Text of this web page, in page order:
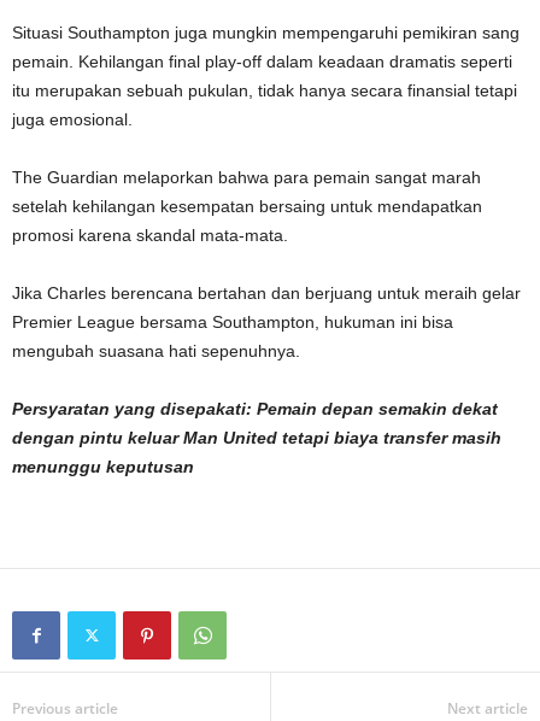
Situasi Southampton juga mungkin mempengaruhi pemikiran sang
pemain. Kehilangan final play-off dalam keadaan dramatis seperti
itu merupakan sebuah pukulan, tidak hanya secara finansial tetapi
juga emosional.
The Guardian melaporkan bahwa para pemain sangat marah
setelah kehilangan kesempatan bersaing untuk mendapatkan
promosi karena skandal mata-mata.
Jika Charles berencana bertahan dan berjuang untuk meraih gelar
Premier League bersama Southampton, hukuman ini bisa
mengubah suasana hati sepenuhnya.
Persyaratan yang disepakati: Pemain depan semakin dekat
dengan pintu keluar Man United tetapi biaya transfer masih
menunggu keputusan
Previous article Next article